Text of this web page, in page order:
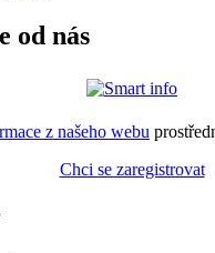
od nás
z našeho webu
Chci se zaregistrovat